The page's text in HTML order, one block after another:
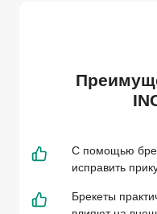
С помощью
исправить
Брекеты